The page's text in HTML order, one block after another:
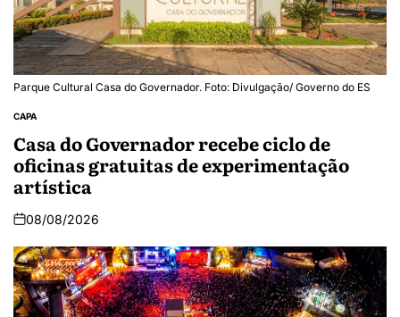
Parque Cultural Casa do Governador. Foto: Divulgação/ Governo do ES
CAPA
Casa do Governador recebe ciclo de
oficinas gratuitas de experimentação
artística
08/08/2026